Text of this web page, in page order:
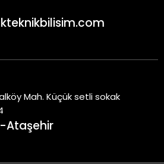
Mah. Küçük setli sokak
Ataşehir